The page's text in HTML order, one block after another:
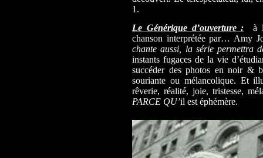
1.
Le Générique d’ouverture : à
chanson interprétée par… Amy
chante aussi, la série permettra
instants fugaces de la vie
succéder des photos en noir &
souriante ou mélancolique. Et
rêverie, réalité, joie, tristesse,
PARCE QU’il est éphémère.